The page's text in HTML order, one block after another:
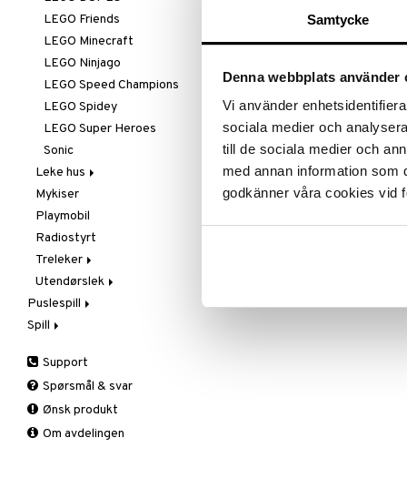
Samtycke
Denna webbplats använder
Vi använder
sociala medier och
till de sociala medier och
med annan information som
godkänner våra cookies vid
L.O.L.
Mamma Mø
Mulle
Mummi
Paw Patrol
Peppa Gris
Pettersen & Findus
Pippi Langstrømpe
PJ MASKS
Pokemon
Skrållan
Spiderman
Super Mario
LEGO Friends
LEGO Minecraft
LEGO Ninjago
LEGO Speed Champions
LEGO Spidey
LEGO Super Heroes
Sonic
Leke hus
Kjøkken &
Kjøkkenredskap
Vasking
Mykiser
Playmobil
Radiostyrt
Treleker
Brio
Jabadabado
Micki
Utendørslek
Strandlek
Utelek
Puslespill
1000 biter
200-500 biter
3D-Puslespill
Barnepuslespill
Puslespilltilbehør
Spill
Pocketspill
Selskapsspill
Support
Spørsmål & svar
Ønsk produkt
Om avdelingen